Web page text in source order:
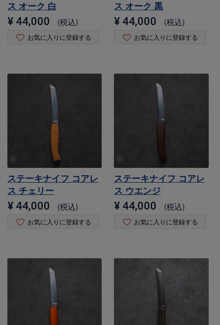
ス オーク 白
¥ 44,000 税込
お気に入りに登録する
ス オーク 黒
¥ 44,000 税込
お気に入りに登録する
ステーキナイフ コアレ
ス チェリー
¥ 44,000 税込
お気に入りに登録する
ステーキナイフ コアレ
ス ウエンジ
¥ 44,000 税込
お気に入りに登録する